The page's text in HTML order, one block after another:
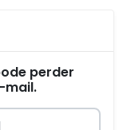
perder
mail.